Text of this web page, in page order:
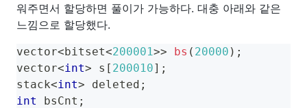
워주면서 할당하면 풀이가 가능하다. 대충 아래와 같은
느낌으로 할당했다.
vector<bitset<200001>> bs ( 20000 ) ;
vector<int> s [ 200010] ;
stack<int> deleted ;
int
bsCnt ;